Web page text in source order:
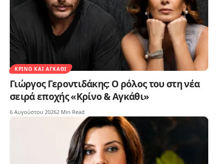
ΚΡΊΝΟ ΚΑΙ ΑΓΚΆΘΙ
Γιώργος Γεροντιδάκης: Ο ρόλος του στη νέα
σειρά εποχής «Κρίνο & Αγκάθι»
6 Αυγούστου 20262 Min Read